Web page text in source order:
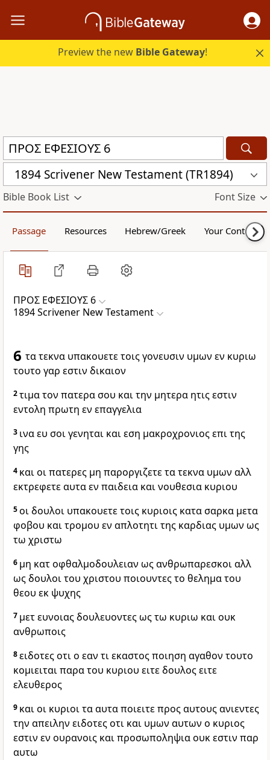
Preview the new Bible Gateway!
1894 Scrivener New Testament (TR1894)
Bible Book List Font Size
Passage Resources Hebrew/Greek Your Content
ΠΡΟΣ ΕΦΕΣΙΟΥΣ 6
1894 Scrivener New Testament
6 τα τεκνα υπακουετε τοις γονευσιν υμων εν κυριω
τουτο γαρ εστιν δικαιον
2τιμα τον πατερα σου και την μητερα ητις εστιν
εντολη πρωτη εν επαγγελια
3 ινα ευ σοι γενηται και εση μακροχρονιος επι της
γης
4 και οι πατερες μη παροργιζετε τα τεκνα υμων αλλ
εκτρεφετε αυτα εν παιδεια και νουθεσια κυριου
5οι δουλοι υπακουετε τοις κυριοις κατα σαρκα μετα
φοβου και τρομου εν απλοτητι της καρδιας υμων ως
τω χριστω
6 μη κατ οφθαλμοδουλειαν ως ανθρωπαρεσκοι αλλ
ως δουλοι του χριστου ποιουντες το θελημα του
θεου εκ ψυχης
7 μετ ευνοιας δουλευοντες ως τω κυριω και ουκ
ανθρωποις
8ειδοτες οτι ο εαν τι εκαστος ποιηση αγαθον τουτο
κομιειται παρα του κυριου ειτε δουλος ειτε
ελευθερος
9 και οι κυριοι τα αυτα ποιειτε προς αυτους ανιεντες
την απειλην ειδοτες οτι και υμων αυτων ο κυριος
εστιν εν ουρανοις και προσωποληψια ουκ εστιν παρ
αυτω